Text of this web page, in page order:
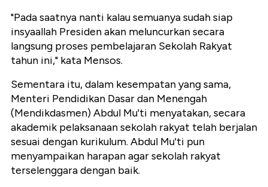
"Pada saatnya nanti kalau semuanya sudah siap
insyaallah Presiden akan meluncurkan secara
langsung proses pembelajaran Sekolah Rakyat
tahun ini," kata Mensos.
Sementara itu, dalam kesempatan yang sama,
Menteri Pendidikan Dasar dan Menengah
(Mendikdasmen) Abdul Mu'ti menyatakan, secara
akademik pelaksanaan sekolah rakyat telah berjalan
sesuai dengan kurikulum. Abdul Mu'ti pun
menyampaikan harapan agar sekolah rakyat
terselenggara dengan baik.